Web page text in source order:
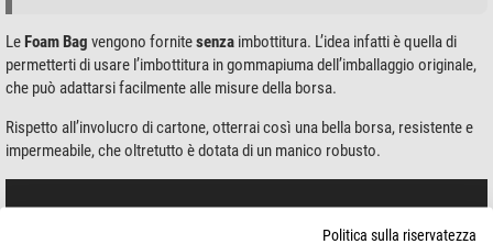
LeFoam Bag vengono fornitesenza imbottitura. L’idea infatti è quella di
permetterti di usare l’imbottitura in gommapiuma dell’imballaggio originale,
che può adattarsi facilmente alle misure della borsa.
Rispetto all’involucro di cartone, otterrai così una bella borsa, resistente e
impermeabile, che oltretutto è dotata di un manico robusto.
Politica sulla riservatezza